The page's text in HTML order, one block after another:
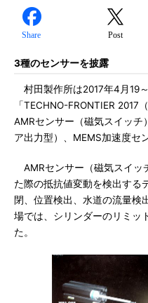
Share Post
3種のセンサーを披露
村田製作所は2017年4月19
「TECHNO-FRONTIER 2017
AMRセンサー（磁気スイッチ
ア出力型）、MEMS加速度セ
AMRセンサー（磁気スイッ
た際の抵抗値変動を検出する
閉、位置検出、水道の流量検
場では、シリンダーのリミッ
た。